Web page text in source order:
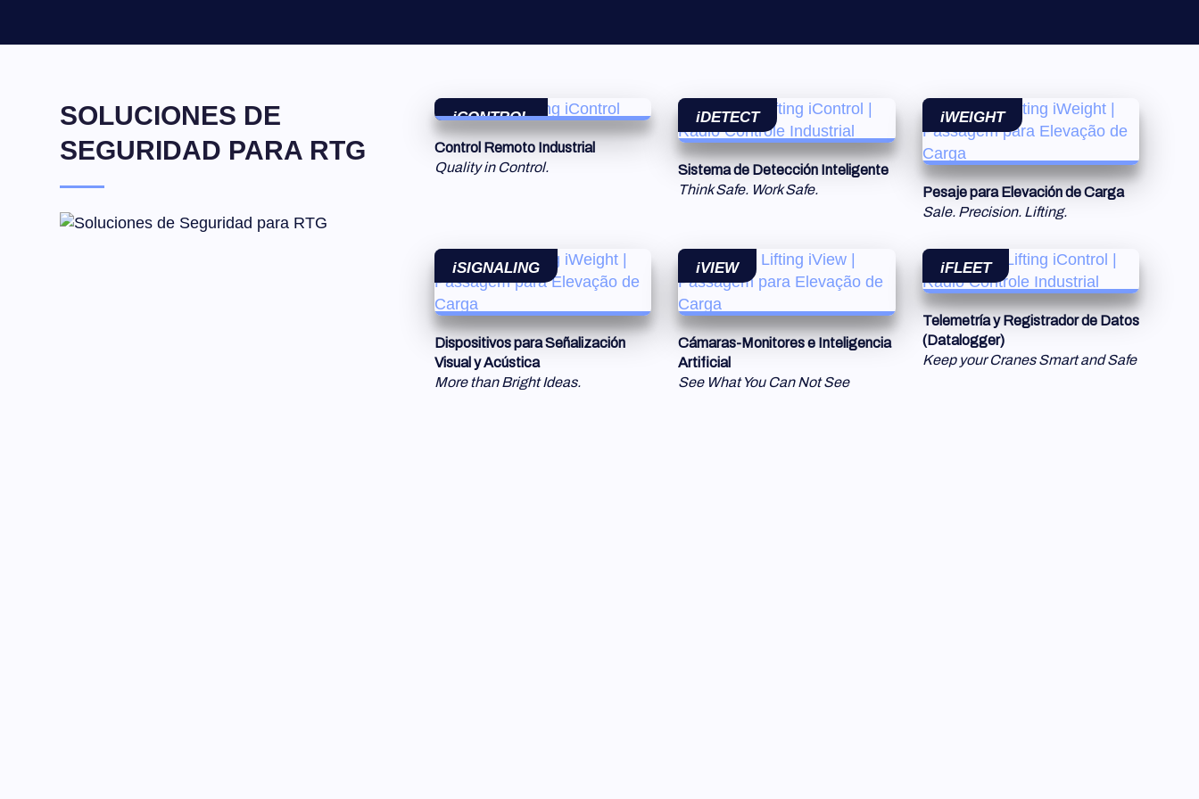
SOLUCIONES DE
SEGURIDAD PARA RTG
iCONTROL
Control Remoto Industrial
Quality in Control.
iDETECT
Sistema de Detección Inteligente
Think Safe. Work Safe.
iWEIGHT
Pesaje para Elevación de Carga
Sale. Precision. Lifting.
iSIGNALING
Dispositivos para Señalización
Visual y Acústica
More than Bright Ideas.
iVIEW
Cámaras-Monitores e Inteligencia
Artificial
See What You Can Not See
iFLEET
Telemetría y Registrador de Datos
(Datalogger)
Keep your Cranes Smart and Safe